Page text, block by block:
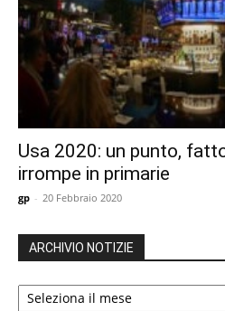
Usa 2020: un punto,
irrompe in primarie
gp - 20 Febbraio 2020
ARCHIVIO NOTIZIE
ARCHIVIO
NOTIZIE